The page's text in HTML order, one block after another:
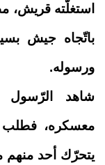
استغلّته قريش،
باتّجاه جيش
ورسوله.
شاهد الرّسول
معسكره، فطلب
يتحرّك أحد منهم